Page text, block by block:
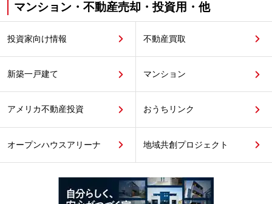
マンション・不動産売却・投資用・他
投資家向け情報 不動産買取
新築一戸建て マンション
アメリカ不動産投資 おうちリンク
オープンハウスアリーナ 地域共創プロジェクト